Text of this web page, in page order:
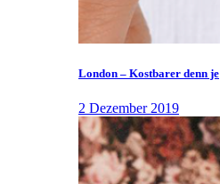
London – Kostbarer denn je
2 Dezember 2019